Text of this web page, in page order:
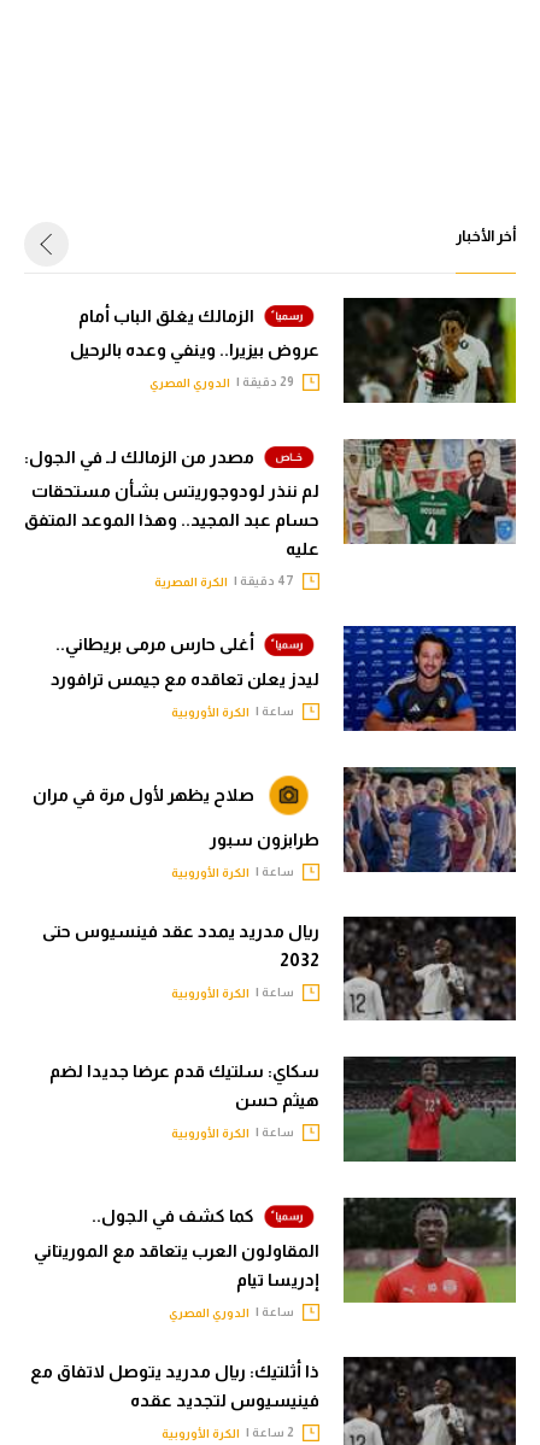
أخر الأخبار
الزمالك يغلق الباب أمام
عروض بيزيرا.. وينفي وعده بالرحيل
الدوري المصري
مصدر من الزمالك لـ في الجول:
لم ننذر لودوجوريتس بشأن مستحقات
حسام عبد المجيد.. وهذا الموعد المتفق
عليه
الكرة المصرية
أغلى حارس مرمى بريطاني..
ليدز يعلن تعاقده مع جيمس ترافورد
ساعة | الكرة الأوروبية
صلاح يظهر لأول مرة في مران
طرابزون سبور
ساعة | الكرة الأوروبية
ريال مدريد يمدد عقد فينسيوس حتى
2032
ساعة | الكرة الأوروبية
سكاي: سلتيك قدم عرضا جديدا لضم
هيثم حسن
ساعة | الكرة الأوروبية
كما كشف في الجول..
المقاولون العرب يتعاقد مع الموريتاني
إدريسا تيام
ساعة | الدوري المصري
ذا أثلتيك: ريال مدريد يتوصل لاتفاق مع
فينيسيوس لتجديد عقده
الكرة الأوروبية